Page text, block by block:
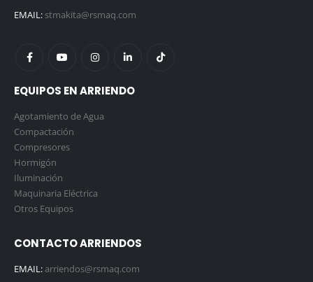
EMAIL: stmakita@rsmaq.com
EQUIPOS EN ARRIENDO
Agotamiento de Agua
Compactación
Compresores
Hormigón
Iluminación
Maquinaria Eléctrica
Otros Equipos
CONTACTO ARRIENDOS
EMAIL:arriendos@rsmaq.com